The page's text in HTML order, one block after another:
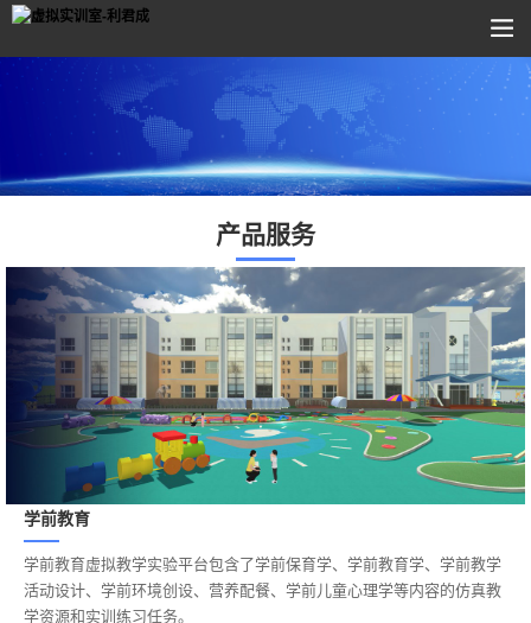
产品服务
学前教育
——
学前教育虚拟教学实验平台包含了学前保育学、学前教育学、学前教学
活动设计、学前环境创设、营养配餐、学前儿童心理学等内容的仿真教
学资源和实训练习任务。